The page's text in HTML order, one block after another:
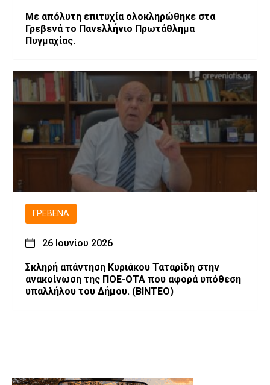
Με απόλυτη επιτυχία ολοκληρώθηκε στα
Γρεβενά το Πανελλήνιο Πρωτάθλημα
Πυγμαχίας.
ΓΡΕΒΕΝΆ
26 Ιουνίου 2026
Σκληρή απάντηση Κυριάκου Ταταρίδη στην
ανακοίνωση της ΠΟΕ-ΟΤΑ που αφορά υπόθεση
υπαλλήλου του Δήμου. (ΒΙΝΤΕΟ)